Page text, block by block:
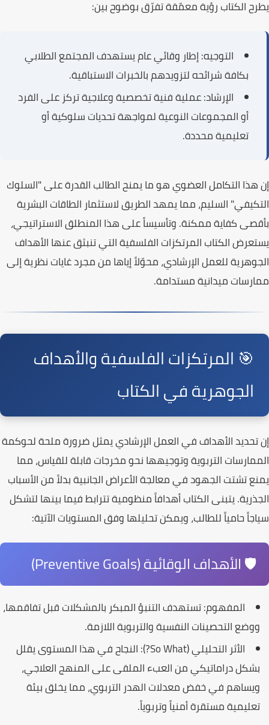
يطرحالكتابرؤية معمّقة تفرّق بوضوح بين:
التوجيه:إطار وقائي عام يستهدف المجتمع الطلابي
بكافة شرائحه لتزويدهم بالخبرات الاستباقية.
الإرشاد:عملية فنية تخصصية وعلاجية تركز على الفرد
أو المجموعات النوعية لمواجهة تحديات سلوكية أو
تعليمية محددة.
إن هذا التكامل العضوي هو ما يمنح الطالب القدرة على "السلوك
التكيفي" السليم، مما يمهد الطريق لاستثمار الطاقات البشرية
بأقصى كفاية ممكنة. وتأسيساً على هذا المنطلق الاستراتيجي،
يستعرضالكتابالمرتكزات الفلسفية التي تنبثق عنها الأهداف
الجوهرية للعمل الإرشادي، محوّلاً إياها من مجرد غايات نظرية إلى
ممارسات ميدانية مستدامة.
🎯 المرتكزات الفلسفية والأهداف
الجوهرية في الكتاب
إن تحديد الأهداف في العمل الإرشادي يمثل ضرورة ملحة لحوكمة
الممارسات التربوية وتوجيهها نحو مخرجات قابلة للقياس، مما
يمنع تشتت الجهود في معالجة الأعراض الجانبية بدلاً من الأسباب
الجذرية. يتبنىالكتابأهدافاً منظومية تترابط فيما بينها لتشكل
سياجاً حامياً للطالب، ويمكن تحليلها وفق المستويات الآتية:
🛡️ الأهداف الوقائية (Preventive Goals)
المفهوم:تستهدف التنبؤ المبكر بالمشكلات قبل تفاقمها،
ووضع التحصينات النفسية والتربوية اللازمة.
الأثر التحليلي (So What?):
النجاح في هذا المستوى يقلل
بشكل دراماتيكي من العبء الملقى على المنهج العلاجي،
ويساهم في خفض معدلات الهدر التربوي، مما يخلق بيئة
تعليمية مستقرة أمنياً وتربوياً.